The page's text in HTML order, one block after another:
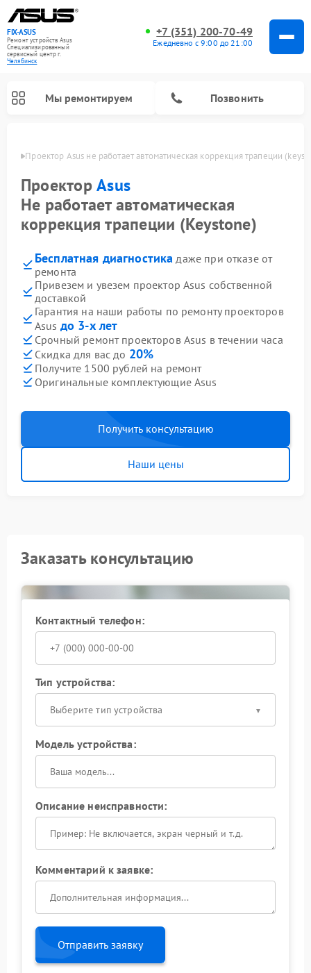
FIX-ASUS
Ремонт устройств Asus
Специализированный
cервисный центр г.
Челябинск
+7 (351) 200-70-49
Ежедневно с 9:00 до 21:00
Мы ремонтируем Позвонить
Проектор Asus не работает автоматическая коррекция трапеции
ПроекторAsus
Не работает автоматическая
коррекция трапеции (Keystone)
Бесплатная диагностика даже при отказе от
ремонта
Привезем и увезем проектор Asus собственной
доставкой
Гарантия на наши работы по ремонту проекторов
Asus до 3-х лет
Срочный ремонт проекторов Asus в течении часа
Скидка для вас до 20%
Получите 1500 рублей на ремонт
Оригинальные комплектующие Asus
Получить консультацию
Наши цены
Заказать консультацию
Контактный телефон:
Тип устройства:
Выберите тип устройства
Модель устройства:
Описание неисправности:
Комментарий к заявке:
Отправить заявку